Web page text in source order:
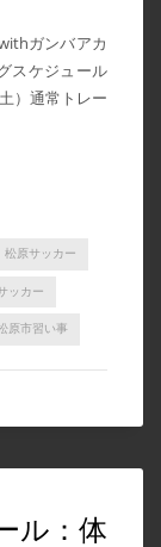
ガンバアカ
スケジュール
）通常トレー
松原サッカー
ッカー
原市習い事
ル：体